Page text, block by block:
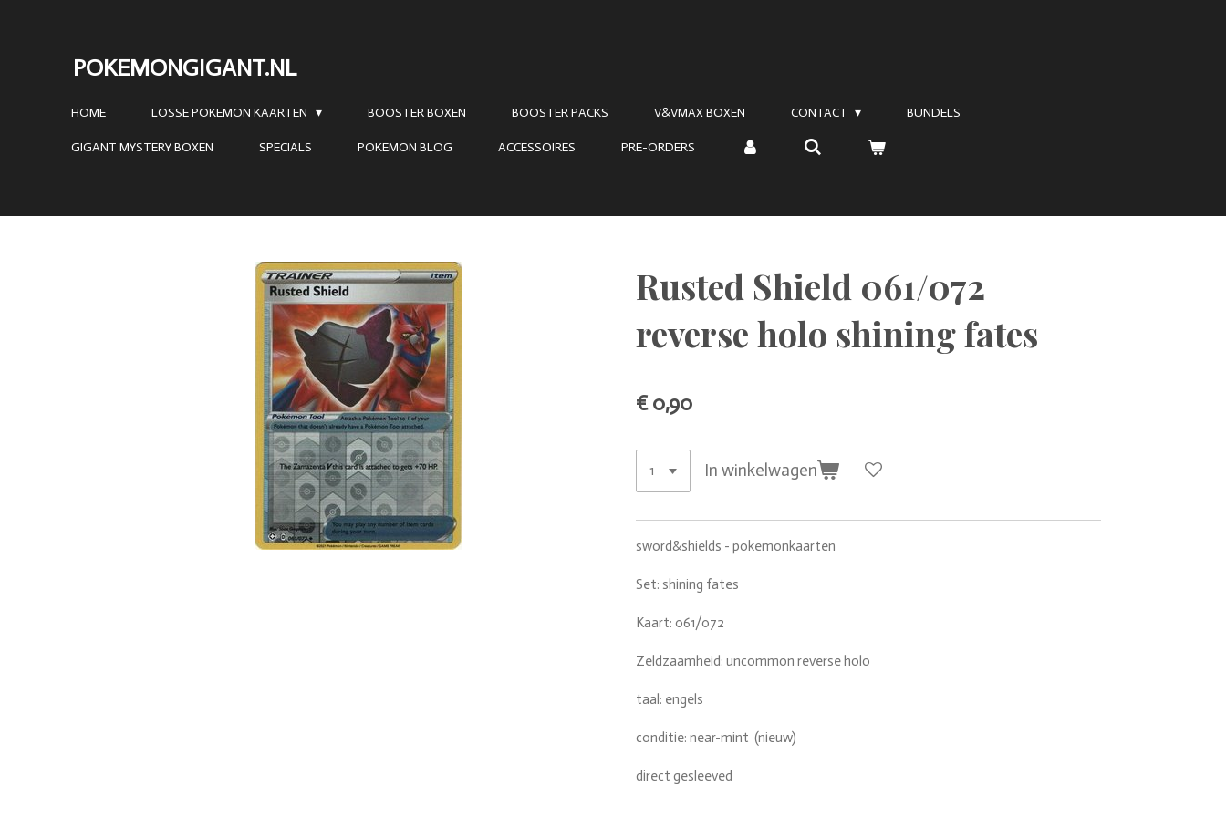
hoofdinhoud
POKEMONGIGANT.NL
HOME LOSSE POKEMON KAARTEN BOOSTER BOXEN BOOSTER PACKS V&VMAX BOXEN CONTACT BUNDELS
GIGANT MYSTERY BOXEN SPECIALS POKEMON BLOG ACCESSOIRES PRE-ORDERS
Rusted Shield 061/072
reverse holo shining fates
€ 0,90
In winkelwagen
sword&shields - pokemonkaarten
Set: shining fates
Kaart: 061/072
Zeldzaamheid: uncommon reverse holo
taal: engels
conditie: near-mint (nieuw)
direct gesleeved